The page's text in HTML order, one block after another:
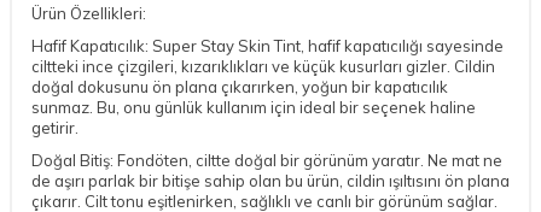
Ürün Özellikleri:
Hafif Kapatıcılık: Super Stay Skin Tint, hafif kapatıcılığı sayesinde
ciltteki ince çizgileri, kızarıklıkları ve küçük kusurları gizler. Cildin
doğal dokusunu ön plana çıkarırken, yoğun bir kapatıcılık
sunmaz. Bu, onu günlük kullanım için ideal bir seçenek haline
getirir.
Doğal Bitiş: Fondöten, ciltte doğal bir görünüm yaratır. Ne mat ne
de aşırı parlak bir bitişe sahip olan bu ürün, cildin ışıltısını ön plana
çıkarır. Cilt tonu eşitlenirken, sağlıklı ve canlı bir görünüm sağlar.